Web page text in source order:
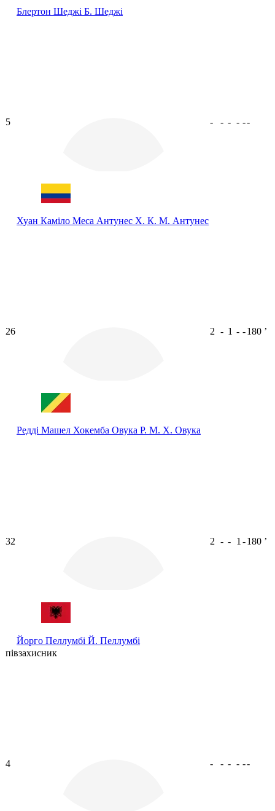
Блертон Шеджі Б. Шеджі
5
Хуан Каміло Меса Антунес Х. К. М. Антунес
- - - - --
26
Редді Машел Хокемба Овука Р. М. Х. Овука
2 - 1 - -180 ʼ
32
Йорго Пеллумбі Й. Пеллумбі
2 - - 1 -180 ʼ
півзахисник
4 - - - - --